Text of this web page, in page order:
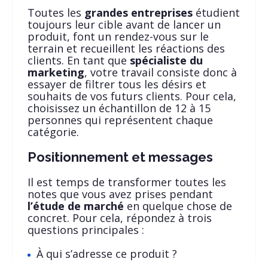
Toutes les grandes entreprisesétudient
toujours leur cible avant de lancer un
produit, font un rendez-vous sur le
terrain et recueillent les réactions des
clients. En tant que spécialiste du
marketing, votre travail consiste donc à
essayer de filtrer tous les désirs et
souhaits de vos futurs clients. Pour cela,
choisissez un échantillon de 12 à 15
personnes qui représentent chaque
catégorie.
Positionnement et messages
Il est temps de transformer toutes les
notes que vous avez prises pendant
l’étude de marché en quelque chose de
concret. Pour cela, répondez à trois
questions principales :
À qui s’adresse ce produit ?